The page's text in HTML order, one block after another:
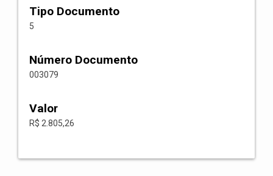
Tipo Documento
5
Número Documento
003079
Valor
R$ 2.805,26